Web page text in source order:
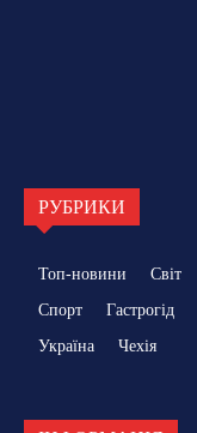
РУБРИКИ
Топ-новини Світ
Спорт
Гастрогід
Україна
Чехія